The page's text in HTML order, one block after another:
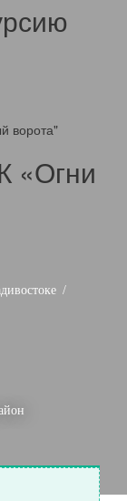
ворота"
«Огни